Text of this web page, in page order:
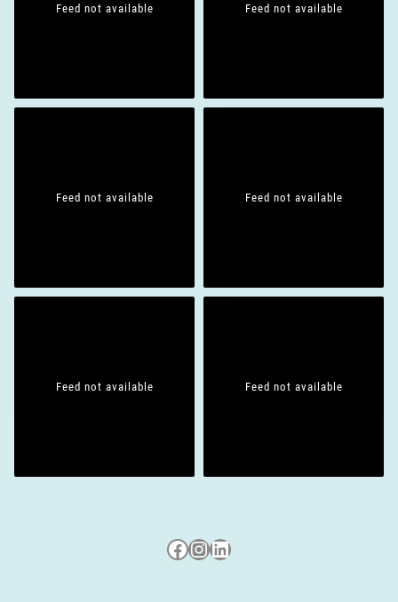
Feed not available Feed not available
Feed not available Feed not available
Feed not available Feed not available
Besuche uns auf Facebook
Besuche uns auf Instagram
LinkedIn